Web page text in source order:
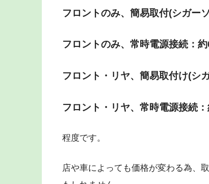
フロントのみ、簡易取付(シガー
フロントのみ、常時電源接続：
フロント・リヤ、簡易取付け(シ
フロント・リヤ、常時電源接続
程度です。
店や車によっても価格が変わる為、